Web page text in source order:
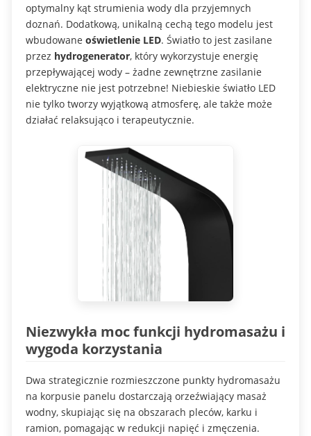
optymalny kąt strumienia wody dla przyjemnych
doznań. Dodatkową, unikalną cechą tego modelu jest
wbudowane oświetlenie LED. Światło to jest zasilane
przez hydrogenerator, który wykorzystuje energię
przepływającej wody – żadne zewnętrzne zasilanie
elektryczne nie jest potrzebne! Niebieskie światło LED
nie tylko tworzy wyjątkową atmosferę, ale także może
działać relaksująco i terapeutycznie.
Niezwykła moc funkcji hydromasażu i
wygoda korzystania
Dwa strategicznie rozmieszczone punkty hydromasażu
na korpusie panelu dostarczają orzeźwiający masaż
wodny, skupiając się na obszarach pleców, karku i
ramion, pomagając w redukcji napięć i zmęczenia.